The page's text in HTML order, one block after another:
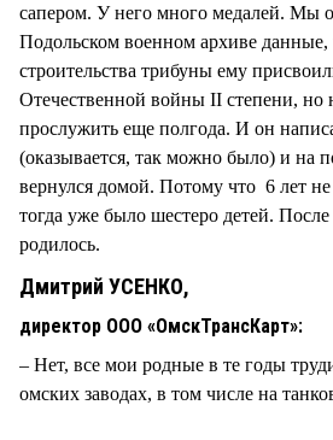
сапером. У него много медалей. Мы
Подольском военном архиве данные,
строительства трибуны ему
Отечественной войны II степени,
прослужить еще полгода. И он
(оказывается, так можно было) и на
вернулся домой. Потому что 6 лет
тогда уже было шестеро детей.
родилось.
Дмитрий УСЕНКО,
директор ООО «ОмскТрансКарт»:
– Нет, все мои родные в те годы
омских заводах, в том числе на